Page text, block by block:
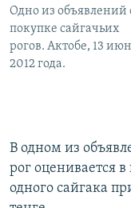
Одно из объявлений
покупке сайгачьих
рогов. Актобе, 13
2012 года.
В одном из
рог оценивается в
одного сайгака